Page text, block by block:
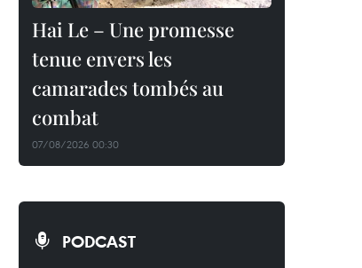
Hai Le – Une promesse
tenue envers les
camarades tombés au
combat
07/08/2026 00:30
PODCAST